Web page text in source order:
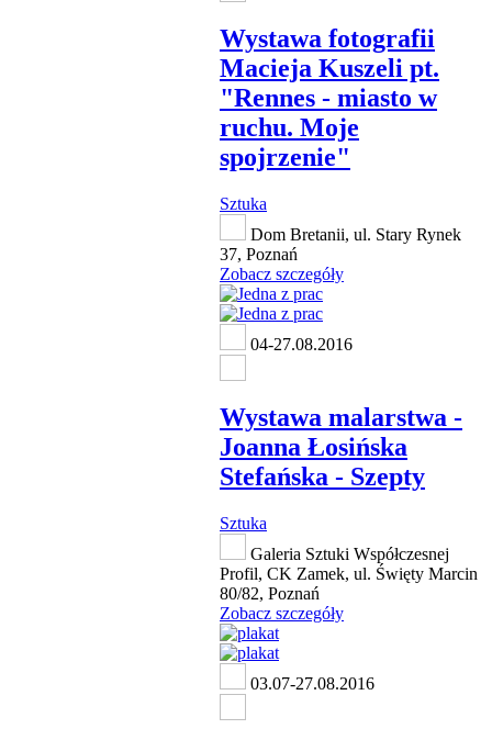
Wystawa fotografii
Macieja Kuszeli pt.
"Rennes - miasto w
ruchu. Moje
spojrzenie"
Sztuka
Dom Bretanii, ul. Stary Rynek
37, Poznań
Zobacz szczegóły
04-27.08.2016
Wystawa malarstwa -
Joanna Łosińska
Stefańska - Szepty
Sztuka
Galeria Sztuki Współczesnej
Profil, CK Zamek, ul. Święty Marcin
80/82, Poznań
Zobacz szczegóły
03.07-27.08.2016